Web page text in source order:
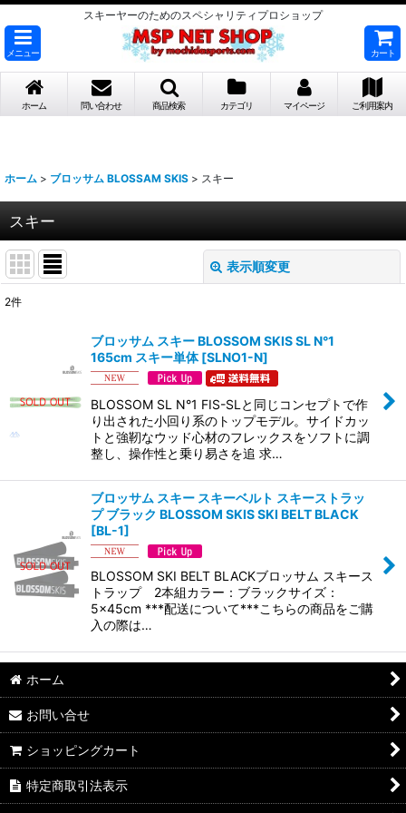
スキーヤーのためのスペシャリティプロショップ
メニュー カート
ホーム 問い合わせ 商品検索 カテゴリ マイページ ご利用案内
ホーム > ブロッサム BLOSSAM SKIS > スキー
スキー
表示順変更
絞り込む
2件
ブロッサム スキー BLOSSOM SKIS SL N°1
165cm スキー単体 [SLNO1-N]
BLOSSOM SL N°1 FIS-SLと同じコンセプトで作
り出された小回り系のトップモデル。サイドカッ
トと強靭なウッド心材のフレックスをソフトに調
整し、操作性と乗り易さを追 求…
ブロッサム スキー スキーベルト スキーストラッ
プ ブラック BLOSSOM SKIS SKI BELT BLACK
[BL-1]
BLOSSOM SKI BELT BLACKブロッサム スキース
トラップ 2本組カラー：ブラックサイズ：
5×45cm ***配送について***こちらの商品をご購
入の際は…
ホーム
お問い合せ
ショッピングカート
特定商取引法表示